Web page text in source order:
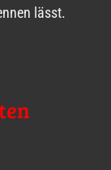
lässt.